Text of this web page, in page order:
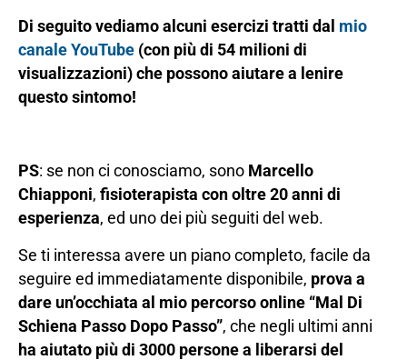
Di seguito vediamo alcuni esercizi tratti dal mio
canale YouTube (con più di 54 milioni di
visualizzazioni) che possono aiutare a lenire
questo sintomo!
PS: se non ci conosciamo, sono Marcello
Chiapponi, fisioterapista con oltre 20 anni di
esperienza, ed uno dei più seguiti del web.
Se ti interessa avere un piano completo, facile da
seguire ed immediatamente disponibile, prova a
dare un’occhiata al mio percorso online “Mal Di
Schiena Passo Dopo Passo”, che negli ultimi anni
ha aiutato più di 3000 persone a liberarsi del